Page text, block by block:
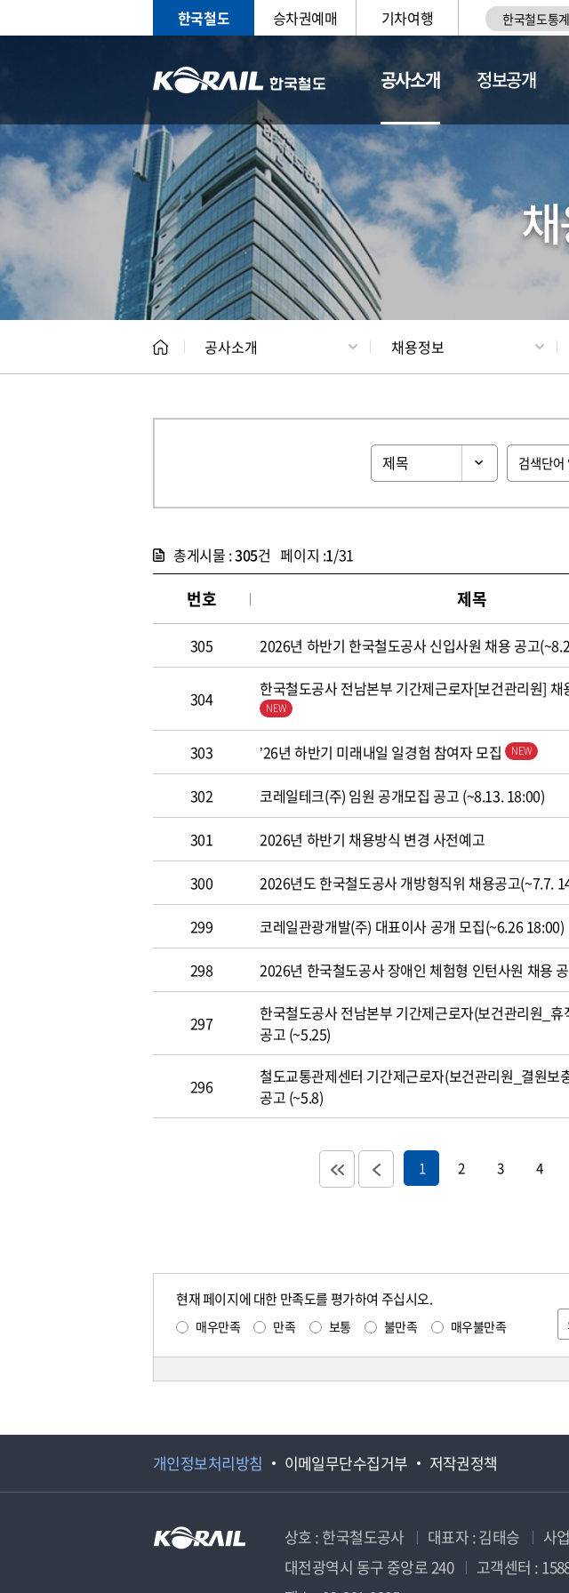
한국철도 승차권예매 기차여행 한국철도통계
공사소개
CEO 일반현황
정보공개
공사소개 채용정보
총게시물 :305건 페이지 :1/31
번호 제목
305 2026년 하반기 한국철도공사 신입사원 채용 공고
304 한국철도공사 전남본부 기간제근로자[보건관리원] 채
303 ’26년 하반기 미래내일 일경험 참여자 모집
302 코레일테크(주) 임원 공개모집 공고 (~8.13. 18:00)
301 2026년 하반기 채용방식 변경 사전예고
300 2026년도 한국철도공사 개방형직위 채용공고(~7.7.
299 코레일관광개발(주) 대표이사 공개 모집(~6.26 18:00)
298 2026년 한국철도공사 장애인 체험형 인턴사원 채용
297
한국철도공사 전남본부 기간제근로자(보건관리원_휴
공고 (~5.25)
296
철도교통관제센터 기간제근로자(보건관리원_결원보
공고 (~5.8)
1 2 3 4
현재 페이지에 대한 만족도를 평가하여 주십시오.
매우만족 만족 보통 불만족 매우불만족
개인정보처리방침 이메일무단수집거부 저작권정책
상호 : 한국철도공사 대표자 : 김태승 사
대전광역시 동구 중앙로 240
고객센터 :